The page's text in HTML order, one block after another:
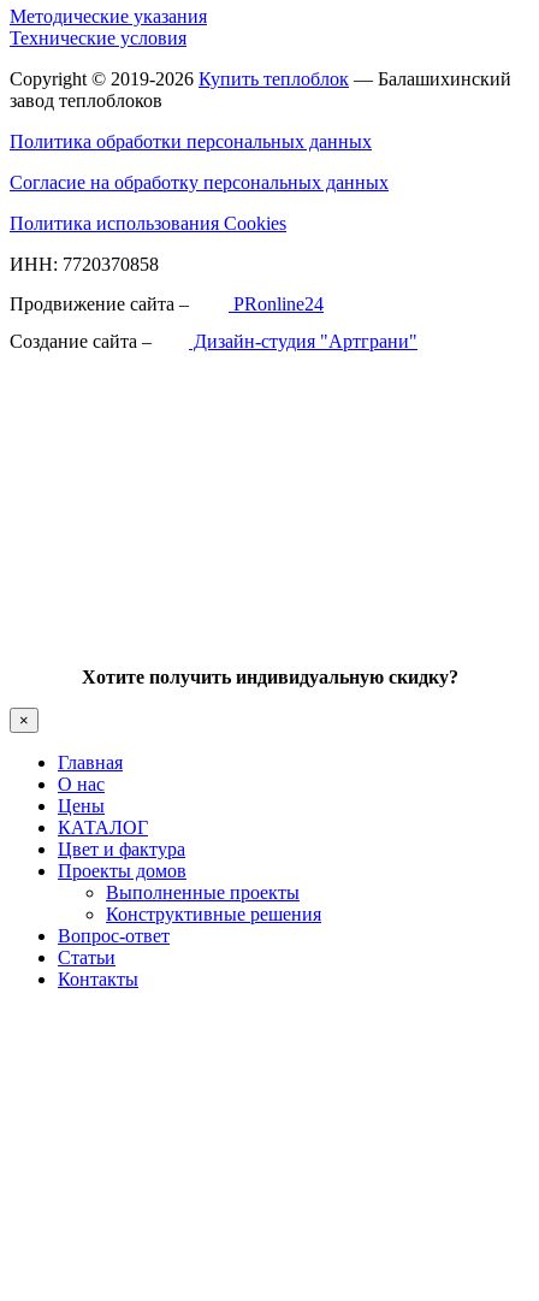
Методические указания
Технические условия
Copyright © 2019-2026 Купить теплоблок — Балашихинский
завод теплоблоков
Политика обработки персональных данных
Согласие на обработку персональных данных
Политика использования Cookies
ИНН: 7720370858
Продвижение сайта –
PRonline24
Создание сайта –
Дизайн-студия "Артграни"
Хотите получить индивидуальную скидку?
×
Главная
О нас
Цены
КАТАЛОГ
Цвет и фактура
Проекты домов
Выполненные проекты
Конструктивные решения
Вопрос-ответ
Статьи
Контакты